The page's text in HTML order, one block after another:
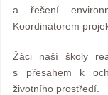
a řešení
Koordinátorem
Žáci naší školy
s přesahem k
životního prostředí.